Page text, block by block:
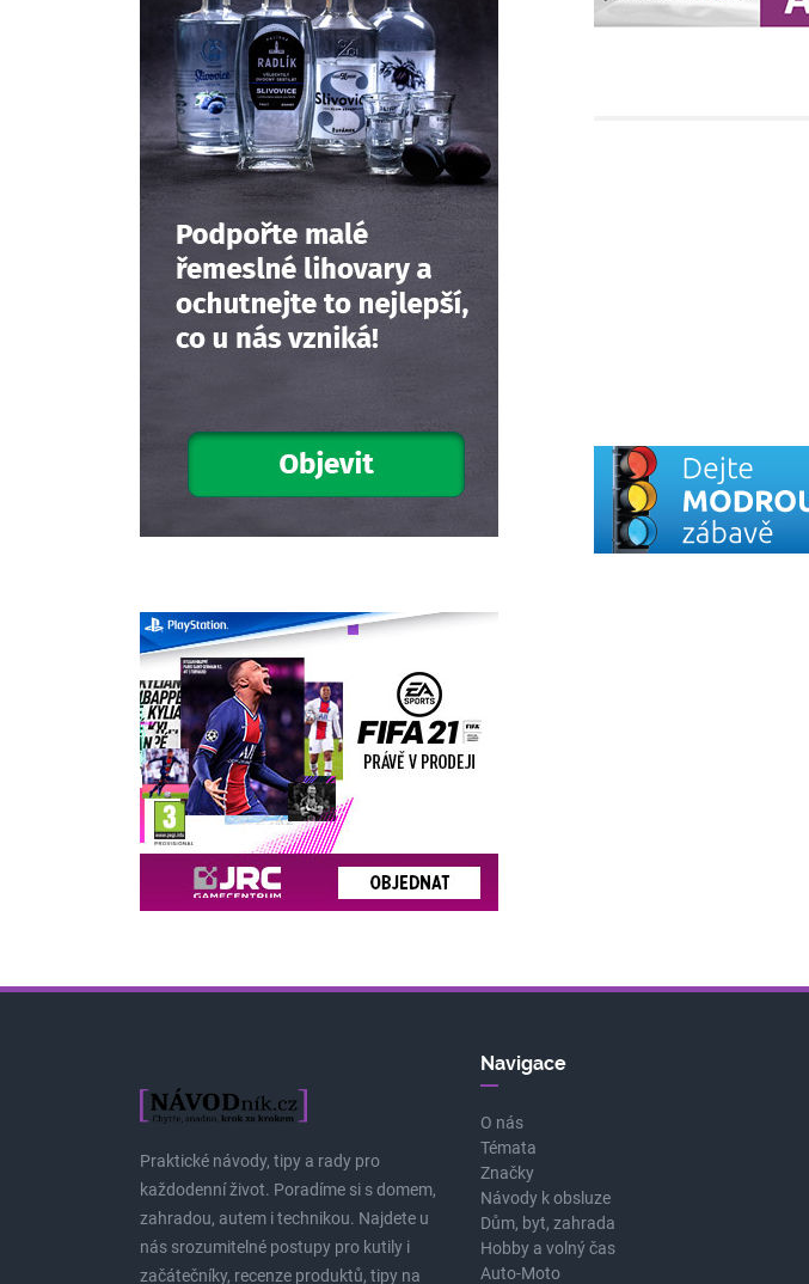
Praktické návody, tipy a rady pro
každodenní život. Poradíme si s domem,
zahradou, autem i technikou. Najdete u
nás srozumitelné postupy pro kutily i
začátečníky, recenze produktů, tipy na
Navigace
O nás
Témata
Značky
Návody k obsluze
Dům, byt, zahrada
Hobby a volný čas
Auto-Moto